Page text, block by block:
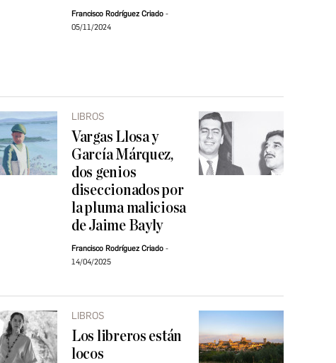
Francisco Rodríguez Criado
05/11/2024
LIBROS
Vargas Llosa y
García Márquez,
dos genios
diseccionados por
la pluma maliciosa
de Jaime Bayly
Francisco Rodríguez Criado
14/04/2025
LIBROS
Los libreros están
locos